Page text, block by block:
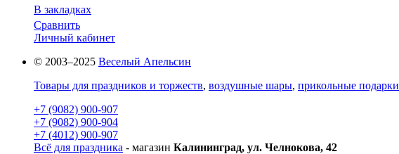
В закладках
Сравнить
Личный кабинет
© 2003–2025 Веселый Апельсин
Товары для праздников и торжеств, воздушные шары, прикольные подарки
+7 (9082) 900-907
+7 (9082) 900-904
+7 (4012) 900-907
Всё для праздника - магазин Калининград, ул. Челнокова, 42